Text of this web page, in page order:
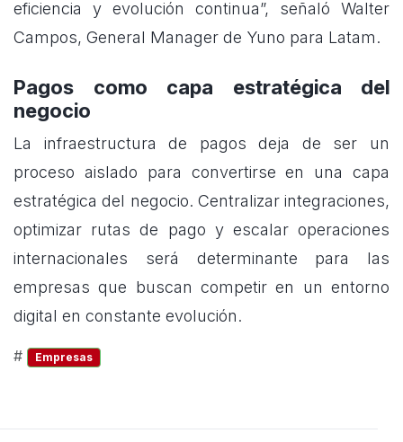
eficiencia y evolución continua”, señaló Walter
Campos, General Manager de Yuno para Latam.
Pagos como capa estratégica del
negocio
La infraestructura de pagos deja de ser un
proceso aislado para convertirse en una capa
estratégica del negocio. Centralizar integraciones,
optimizar rutas de pago y escalar operaciones
internacionales será determinante para las
empresas que buscan competir en un entorno
digital en constante evolución.
# Empresas